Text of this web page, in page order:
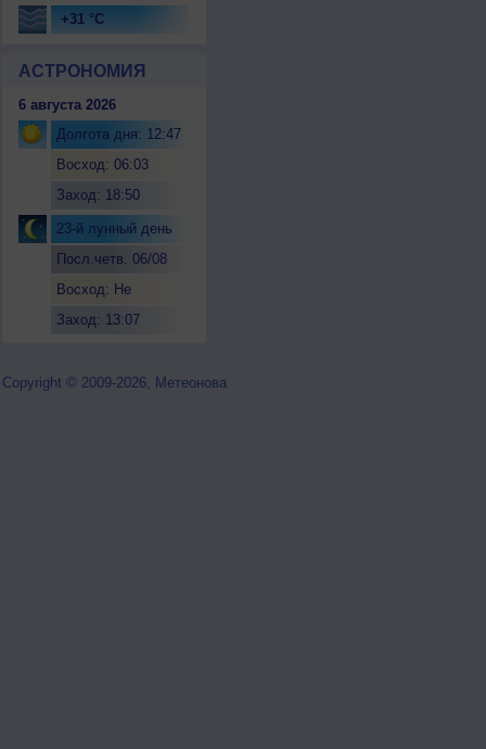
+31 °C
АСТРОНОМИЯ
6 августа 2026
Долгота дня: 12:47
Восход: 06:03
Заход: 18:50
23-й лунный день
Посл.четв. 06/08
Восход: Не
Заход: 13:07
Copyright © 2009-2026, Метеонова